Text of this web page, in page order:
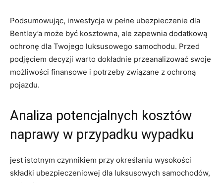
Podsumowując, inwestycja w pełne ubezpieczenie‍ dla
Bentley’a może być⁣ kosztowna, ale zapewnia‌ dodatkową
ochronę dla Twojego luksusowego samochodu. Przed
podjęciem ‍decyzji‌ warto‍ dokładnie ⁢przeanalizować swoje
możliwości ‌finansowe​ i potrzeby związane z ochroną
pojazdu.
Analiza⁢ potencjalnych ⁤kosztów
naprawy w przypadku wypadku
jest istotnym czynnikiem przy określaniu wysokości
składki ubezpieczeniowej dla luksusowych samochodów,